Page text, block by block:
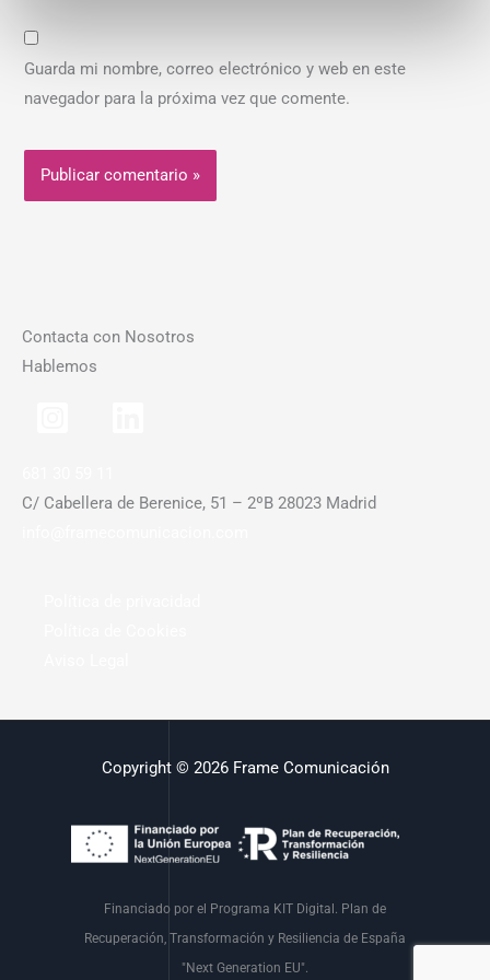
Guarda mi nombre, correo electrónico y web en este
navegador para la próxima vez que comente.
Contacta con Nosotros
Hablemos
C/ Cabellera de Berenice, 51 – 2ºB 28023 Madrid
Copyright © 2026 Frame Comunicación
Financiado por el Programa KIT Digital. Plan de
Recuperación, Transformación y Resiliencia de España
"Next Generation EU".